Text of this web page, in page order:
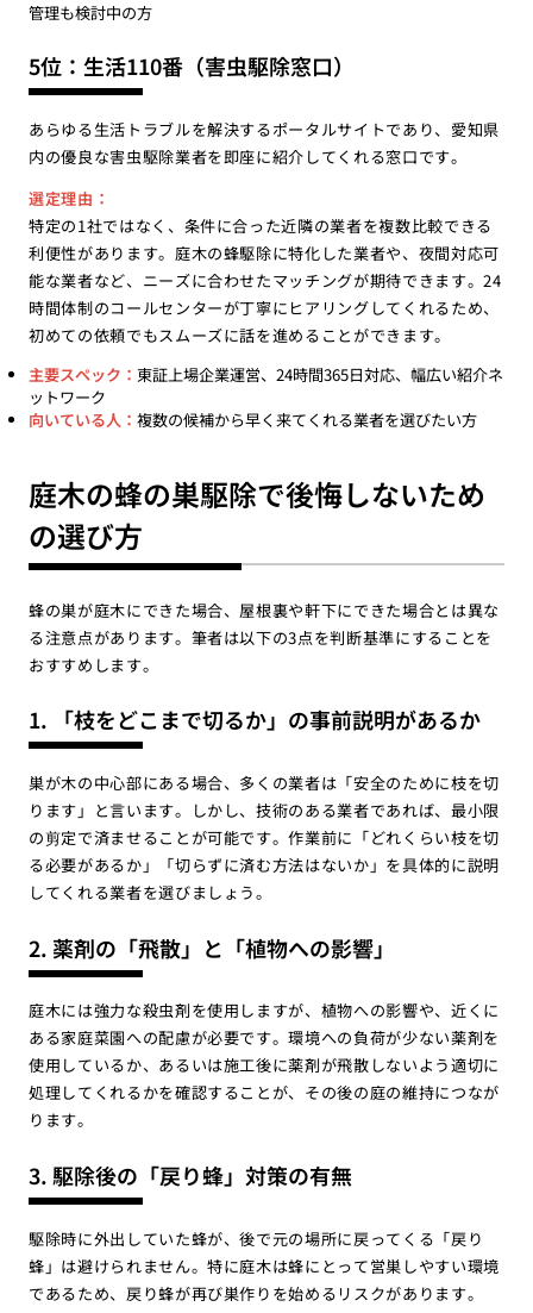
管理も検討中の方
5位：生活110番（害虫駆除窓口）
あらゆる生活トラブルを解決するポータルサイトであり、愛知県
内の優良な害虫駆除業者を即座に紹介してくれる窓口です。
選定理由：
特定の1社ではなく、条件に合った近隣の業者を複数比較できる
利便性があります。庭木の蜂駆除に特化した業者や、夜間対応可
能な業者など、ニーズに合わせたマッチングが期待できます。24
時間体制のコールセンターが丁寧にヒアリングしてくれるため、
初めての依頼でもスムーズに話を進めることができます。
主要スペック： 東証上場企業運営、24時間365日対応、幅広い紹介ネ
ットワーク
向いている人： 複数の候補から早く来てくれる業者を選びたい方
庭木の蜂の巣駆除で後悔しないため
の選び方
蜂の巣が庭木にできた場合、屋根裏や軒下にできた場合とは異な
る注意点があります。筆者は以下の3点を判断基準にすることを
おすすめします。
1. 「枝をどこまで切るか」の事前説明があるか
巣が木の中心部にある場合、多くの業者は「安全のために枝を切
ります」と言います。しかし、技術のある業者であれば、最小限
の剪定で済ませることが可能です。作業前に「どれくらい枝を切
る必要があるか」「切らずに済む方法はないか」を具体的に説明
してくれる業者を選びましょう。
2. 薬剤の「飛散」と「植物への影響」
庭木には強力な殺虫剤を使用しますが、植物への影響や、近くに
ある家庭菜園への配慮が必要です。環境への負荷が少ない薬剤を
使用しているか、あるいは施工後に薬剤が飛散しないよう適切に
処理してくれるかを確認することが、その後の庭の維持につなが
ります。
3. 駆除後の「戻り蜂」対策の有無
駆除時に外出していた蜂が、後で元の場所に戻ってくる「戻り
蜂」は避けられません。特に庭木は蜂にとって営巣しやすい環境
であるため、戻り蜂が再び巣作りを始めるリスクがあります。